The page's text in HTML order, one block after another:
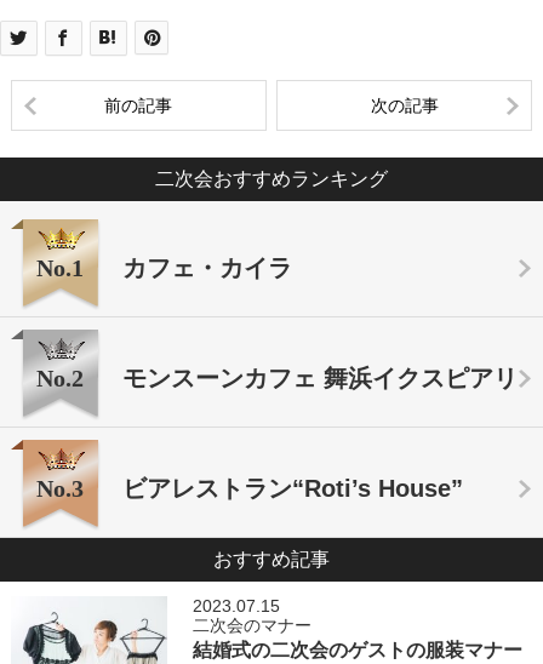
前の記事 次の記事
二次会おすすめランキング
No.1 カフェ・カイラ
No.2 モンスーンカフェ 舞浜イクスピアリ
No.3 ビアレストラン“Roti’s House”
おすすめ記事
2023.07.15
二次会のマナー
結婚式の二次会のゲストの服装マナー